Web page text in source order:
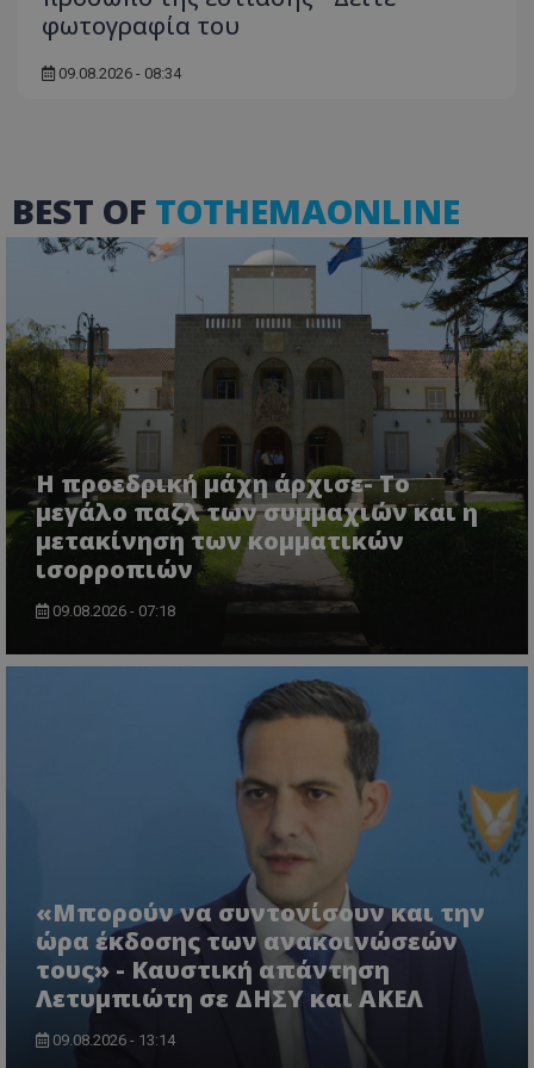
φωτογραφία του
09.08.2026 - 08:34
BEST OF TOTHEMAONLINE
Η προεδρική μάχη άρχισε- Το
μεγάλο παζλ των συμμαχιών και η
μετακίνηση των κομματικών
ισορροπιών
09.08.2026 - 07:18
«Μπορούν να συντονίσουν και την
ώρα έκδοσης των ανακοινώσεών
τους» - Καυστική απάντηση
Λετυμπιώτη σε ΔΗΣΥ και ΑΚΕΛ
09.08.2026 - 13:14
Τα απολύτως απαραίτητα cookies επιτρέπουν
βασικές λειτουργίες του ιστότοπου, όπως τη
Ο ιστότοπος δεν μπορεί να χρησιμοποιηθεί σωστά
ASP.NET_SessionId
Microsoft Corporation
VISITOR_PRIVACY_METADATA
YouTube
.youtube.com